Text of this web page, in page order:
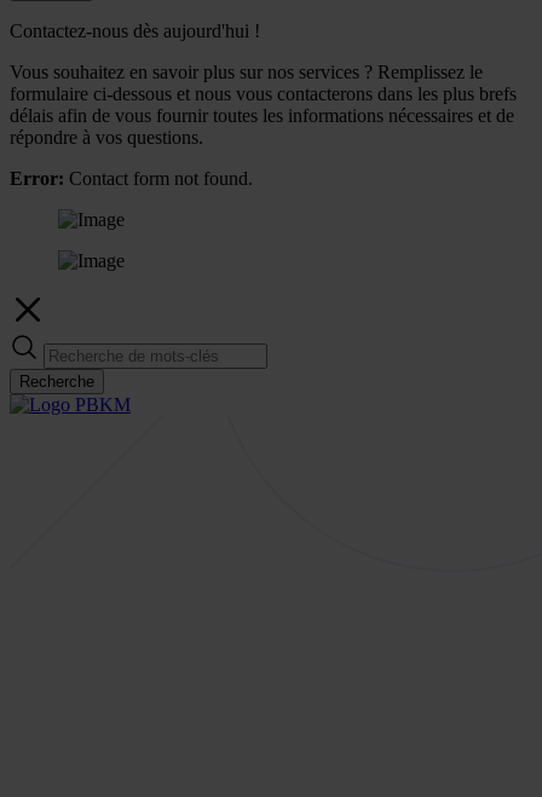
Contactez-nous dès aujourd'hui !
Vous souhaitez en savoir plus sur nos services ? Remplissez le
formulaire ci-dessous et nous vous contacterons dans les plus brefs
délais afin de vous fournir toutes les informations nécessaires et de
répondre à vos questions.
Error: Contact form not found.
Recherche